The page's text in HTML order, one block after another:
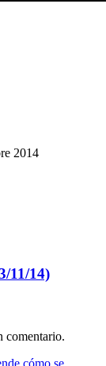
2014
11/14)
comentario.